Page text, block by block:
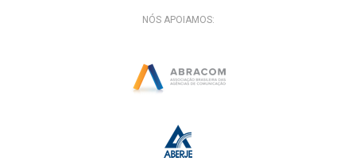
NÓS APOIAMOS: